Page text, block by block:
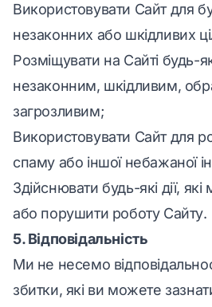
Використовувати Сайт для
незаконних або шкідливих
Розміщувати на Сайті будь-
незаконним, шкідливим,
загрозливим;
Використовувати Сайт для
спаму або іншої небажаної
Здійснювати будь-які дії,
або порушити роботу Сайту.
5. Відповідальність
Ми не несемо
збитки, які ви можете